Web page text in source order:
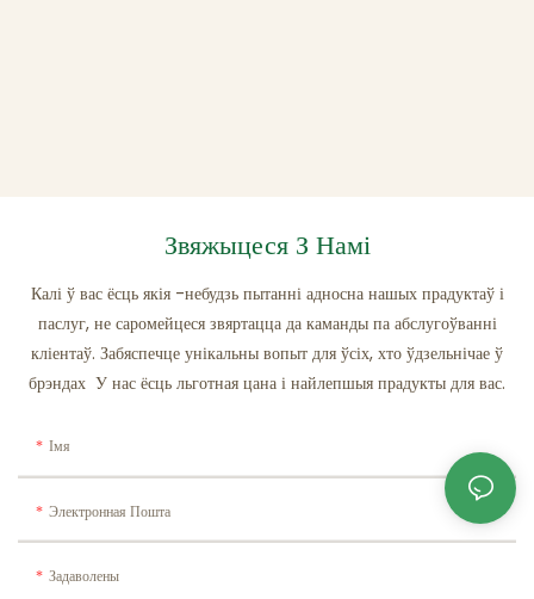
Звяжыцеся З Намі
Калі ў вас ёсць якія -небудзь пытанні адносна нашых прадуктаў і
паслуг, не саромейцеся звяртацца да каманды па абслугоўванні
кліентаў. Забяспечце унікальны вопыт для ўсіх, хто ўдзельнічае ў
брэндах У нас ёсць льготная цана і найлепшыя прадукты для вас.
Імя
Электронная Пошта
Задаволены